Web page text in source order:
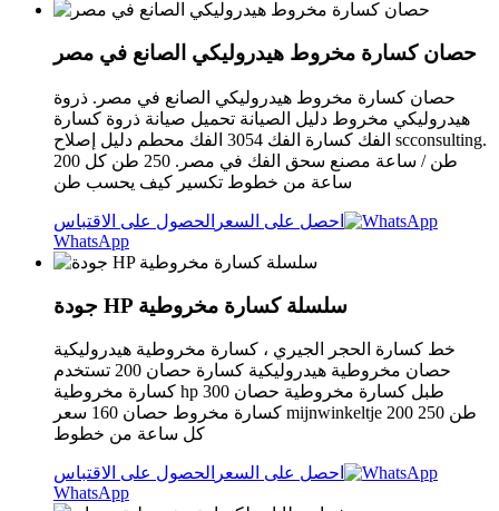
حصان كسارة مخروط هيدروليكي الصانع في مصر
حصان كسارة مخروط هيدروليكي الصانع في مصر. ذروة
هيدروليكي مخروط دليل الصيانة تحميل صيانة ذروة كسارة
الفك كسارة الفك 3054 الفك محطم دليل إصلاح scconsulting.
200 طن / ساعة مصنع سحق الفك في مصر. 250 طن كل
ساعة من خطوط تكسير كيف يحسب طن
احصل على السعر الحصول على الاقتباس
WhatsApp
جودة HP سلسلة كسارة مخروطية
خط كسارة الحجر الجيري ، كسارة مخروطية هيدروليكية
حصان مخروطية هيدروليكية كسارة حصان 200 تستخدم
كسارة مخروطية hp 300 طبل كسارة مخروطية حصان
كسارة مخروط حصان 160 سعر mijnwinkeltje 200 250 طن
كل ساعة من خطوط
احصل على السعر الحصول على الاقتباس
WhatsApp